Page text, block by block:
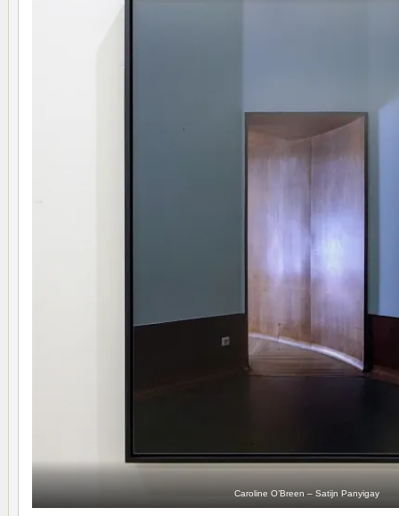
Caroline O’Breen – Satijn Panyigay